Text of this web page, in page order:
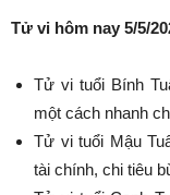
Tử vi hôm nay 5/5/
Tử vi tuổi Bính
một cách nhanh
Tử vi tuổi Mậu
tài chính, chi tiêu